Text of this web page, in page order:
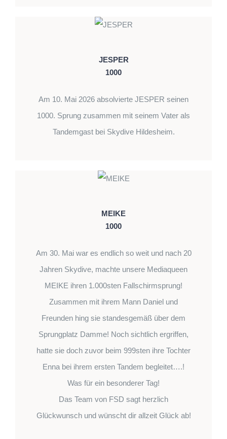
JESPER
1000
Am 10. Mai 2026 absolvierte JESPER seinen
1000. Sprung zusammen mit seinem Vater als
Tandemgast bei Skydive Hildesheim.
MEIKE
1000
Am 30. Mai war es endlich so weit und nach 20
Jahren Skydive, machte unsere Mediaqueen
MEIKE ihren 1.000sten Fallschirmsprung!
Zusammen mit ihrem Mann Daniel und
Freunden hing sie standesgemäß über dem
Sprungplatz Damme! Noch sichtlich ergriffen,
hatte sie doch zuvor beim 999sten ihre Tochter
Enna bei ihrem ersten Tandem begleitet….!
Was für ein besonderer Tag!
Das Team von FSD sagt herzlich
Glückwunsch und wünscht dir allzeit Glück ab!